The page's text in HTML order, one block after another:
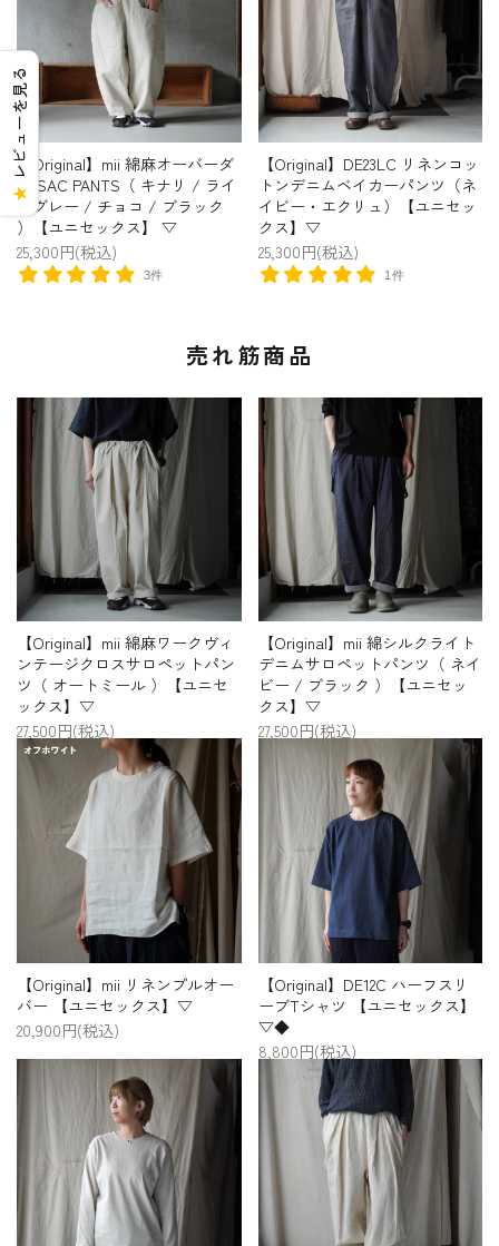
【Original】mii 綿麻オーバーダ
イ SAC PANTS（ キナリ / ライ
トグレー / チョコ / ブラック
）【ユニセックス】 ▽
25,300円(税込)
3件
【Original】DE23LC リネンコッ
トンデニムベイカーパンツ（ネ
イビー・エクリュ）【ユニセッ
クス】▽
25,300円(税込)
1件
売れ筋商品
【Original】mii 綿麻ワークヴィ
ンテージクロスサロペットパン
ツ（ オートミール ）【ユニセ
ックス】▽
27,500円(税込)
【Original】mii 綿シルクライト
デニムサロペットパンツ（ ネイ
ビー / ブラック ）【ユニセッ
クス】▽
27,500円(税込)
【Original】mii リネンプルオー
バー 【ユニセックス】▽
20,900円(税込)
【Original】DE12C ハーフスリ
ーブTシャツ 【ユニセックス】
▽◆
8,800円(税込)
★
レビューを見る